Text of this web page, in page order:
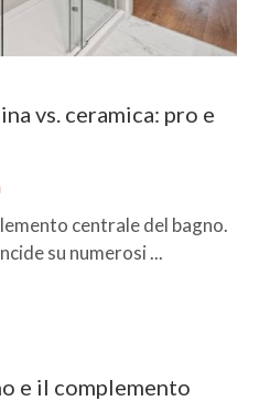
vs. ceramica: pro e
centrale del bagno.
su numerosi ...
e il complemento